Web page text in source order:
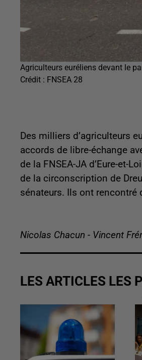
Agriculteurs euréliens devant le
Crédit : FNSEA 28
Des milliers d’agriculteurs
accords de libre-échange
de la FNSEA-JA d’Eure-et-
de la circonscription de
sénateurs. Ils ont rencontré
Nicolas Chacun - Vincent
LES ARTICLES LES